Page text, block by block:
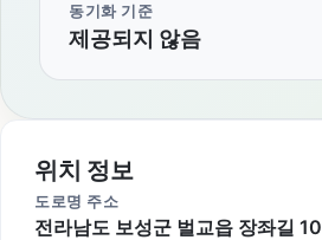
동기화 기준
제공되지 않음
위치 정보
도로명 주소
전라남도 보성군 벌교읍 장좌길 10